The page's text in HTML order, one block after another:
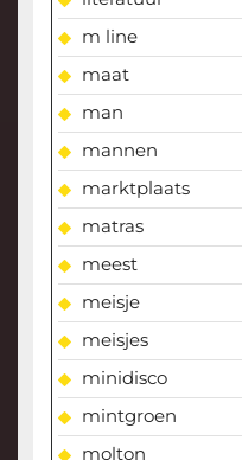
m line
maat
man
mannen
marktplaats
matras
meest
meisje
meisjes
minidisco
mintgroen
molton